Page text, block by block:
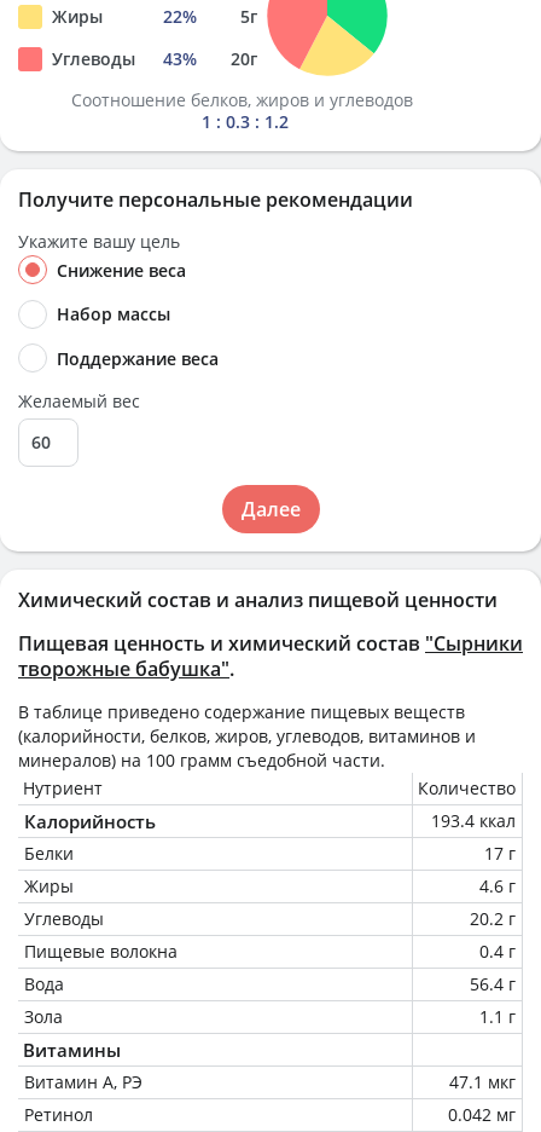
Химический состав и анализ пищевой ценности
Пищевая ценность и химический состав "Сырники
творожные бабушка".
В таблице приведено содержание пищевых веществ
(калорийности, белков, жиров, углеводов, витаминов и
минералов) на 100 грамм съедобной части.
Нутриент
Количество
Калорийность
193.4 ккал
Белки
17 г
Жиры
4.6 г
Углеводы
20.2 г
Пищевые волокна
0.4 г
Вода
56.4 г
Зола
1.1 г
Витамины
Витамин А, РЭ
47.1 мкг
Ретинол
0.042 мг
Жиры
22% 5г
Углеводы
43% 20г
Соотношение белков, жиров и углеводов
1 : 0.3 : 1.2
Получите персональные рекомендации
Укажите вашу цель
Снижение веса
Набор массы
Поддержание веса
Желаемый вес
Далее